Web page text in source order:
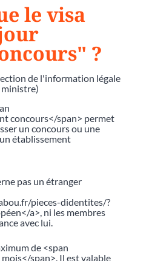
le visa
?
de l'information légale
concours</span> permet
un concours ou une
établissement
pas un étranger
pieces-didentites/?
a>, ni les membres
avec lui.
de <span
span>. Il est valable